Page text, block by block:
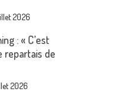
2026
: « C’est
repartais de
2026